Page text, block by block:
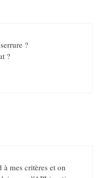
?
?
mes critères et on